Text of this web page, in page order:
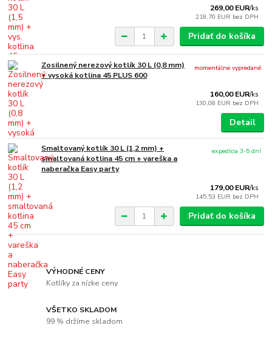
269,00 EUR/ks
218,70 EUR bez DPH
Pridať do košíka
Zosilnený nerezový kotlík 30 L (0,8 mm)
+ vysoká kotlina 45 PLUS 600
160,00 EUR/ks
130,08 EUR bez DPH
momentálne vypredané
Detail
Smaltovaný kotlík 30 L (1,2 mm) +
smaltovaná kotlina 45 cm + vareška a
naberačka Easy party
179,00 EUR/ks
145,53 EUR bez DPH
expedícia 3-5 dní
Pridať do košíka
VÝHODNÉ CENY
Kotlíky za nízke ceny
VŠETKO SKLADOM
99 % držíme skladom